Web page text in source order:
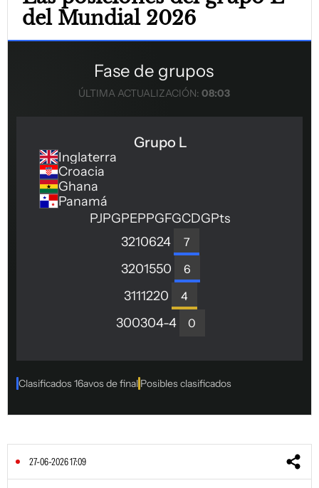
del Mundial 2026
27-06-2026 17:09